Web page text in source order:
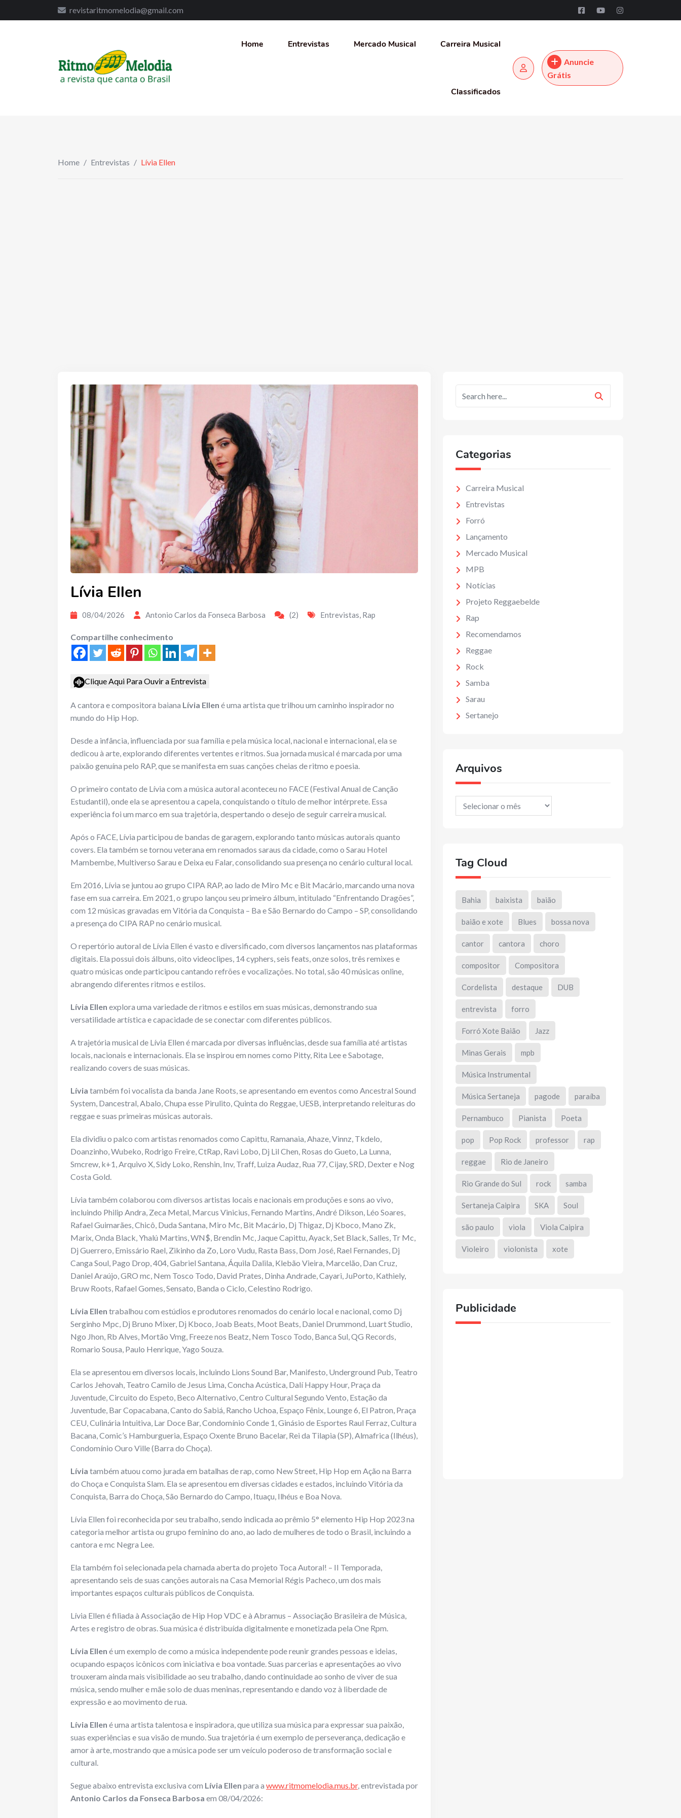
revistaritmomelodia@gmail.com
Home Entrevistas Mercado Musical Carreira Musical
Classificados
Anuncie
Grátis
Home / Entrevistas / Lívia Ellen
Lívia Ellen
08/04/2026 Antonio Carlos da Fonseca Barbosa (2) Entrevistas Rap
Compartilhe conhecimento
Clique Aqui Para Ouvir a Entrevista
A cantora e compositora baiana Lívia Ellen é uma artista que trilhou um caminho inspirador no
mundo do Hip Hop.
Desde a infância, influenciada por sua família e pela música local, nacional e internacional, ela se
dedicou à arte, explorando diferentes vertentes e ritmos. Sua jornada musical é marcada por uma
paixão genuína pelo RAP, que se manifesta em suas canções cheias de ritmo e poesia.
O primeiro contato de Lívia com a música autoral aconteceu no FACE (Festival Anual de Canção
Estudantil), onde ela se apresentou a capela, conquistando o título de melhor intérprete. Essa
experiência foi um marco em sua trajetória, despertando o desejo de seguir carreira musical.
Após o FACE, Lívia participou de bandas de garagem, explorando tanto músicas autorais quanto
covers. Ela também se tornou veterana em renomados saraus da cidade, como o Sarau Hotel
Mambembe, Multiverso Sarau e Deixa eu Falar, consolidando sua presença no cenário cultural local.
Em 2016, Lívia se juntou ao grupo CIPA RAP, ao lado de Miro Mc e Bit Macário, marcando uma nova
fase em sua carreira. Em 2021, o grupo lançou seu primeiro álbum, intitulado “Enfrentando Dragões”,
com 12 músicas gravadas em Vitória da Conquista – Ba e São Bernardo do Campo – SP, consolidando
a presença do CIPA RAP no cenário musical.
O repertório autoral de Lívia Ellen é vasto e diversificado, com diversos lançamentos nas plataformas
digitais. Ela possui dois álbuns, oito videoclipes, 14 cyphers, seis feats, onze solos, três remixes e
quatro músicas onde participou cantando refrões e vocalizações. No total, são 40 músicas online,
abrangendo diferentes ritmos e estilos.
Lívia Ellen explora uma variedade de ritmos e estilos em suas músicas, demonstrando sua
versatilidade artística e capacidade de se conectar com diferentes públicos.
A trajetória musical de Lívia Ellen é marcada por diversas influências, desde sua família até artistas
locais, nacionais e internacionais. Ela se inspirou em nomes como Pitty, Rita Lee e Sabotage,
realizando covers de suas músicas.
Lívia também foi vocalista da banda Jane Roots, se apresentando em eventos como Ancestral Sound
System, Dancestral, Abalo, Chupa esse Pirulito, Quinta do Reggae, UESB, interpretando releituras do
reggae e suas primeiras músicas autorais.
Ela dividiu o palco com artistas renomados como Capittu, Ramanaia, Ahaze, Vinnz, Tkdelo,
Doanzinho, Wubeko, Rodrigo Freire, CtRap, Ravi Lobo, Dj Lil Chen, Rosas do Gueto, La Lunna,
Smcrew, k+1, Arquivo X, Sidy Loko, Renshin, Inv, Traff, Luiza Audaz, Rua 77, Cijay, SRD, Dexter e Nog
Costa Gold.
Lívia também colaborou com diversos artistas locais e nacionais em produções e sons ao vivo,
incluindo Philip Andra, Zeca Metal, Marcus Vinicius, Fernando Martins, André Dikson, Léo Soares,
Rafael Guimarães, Chicô, Duda Santana, Miro Mc, Bit Macário, Dj Thigaz, Dj Kboco, Mano Zk,
Marix, Onda Black, Yhalú Martins, WN$, Brendin Mc, Jaque Capittu, Ayack, Set Black, Salles, Tr Mc,
Dj Guerrero, Emissário Rael, Zikinho da Zo, Loro Vudu, Rasta Bass, Dom José, Rael Fernandes, Dj
Canga Soul, Pago Drop, 404, Gabriel Santana, Áquila Dalila, Klebão Vieira, Marcelão, Dan Cruz,
Daniel Araújo, GRO mc, Nem Tosco Todo, David Prates, Dinha Andrade, Cayari, JuPorto, Kathiely,
Bruw Roots, Rafael Gomes, Sensato, Banda o Ciclo, Celestino Rodrigo.
Lívia Ellen trabalhou com estúdios e produtores renomados do cenário local e nacional, como Dj
Serginho Mpc, Dj Bruno Mixer, Dj Kboco, Joab Beats, Moot Beats, Daniel Drummond, Luart Studio,
Ngo Jhon, Rb Alves, Mortão Vmg, Freeze nos Beatz, Nem Tosco Todo, Banca Sul, QG Records,
Romario Sousa, Paulo Henrique, Yago Souza.
Ela se apresentou em diversos locais, incluindo Lions Sound Bar, Manifesto, Underground Pub, Teatro
Carlos Jehovah, Teatro Camilo de Jesus Lima, Concha Acústica, Dalí Happy Hour, Praça da
Juventude, Circuito do Espeto, Beco Alternativo, Centro Cultural Segundo Vento, Estação da
Juventude, Bar Copacabana, Canto do Sabiá, Rancho Uchoa, Espaço Fênix, Lounge 6, El Patron, Praça
CEU, Culinária Intuitiva, Lar Doce Bar, Condomínio Conde 1, Ginásio de Esportes Raul Ferraz, Cultura
Bacana, Comic’s Hamburgueria, Espaço Oxente Bruno Bacelar, Rei da Tilapia (SP), Almafrica (Ilhéus),
Condomínio Ouro Ville (Barra do Choça).
Lívia também atuou como jurada em batalhas de rap, como New Street, Hip Hop em Ação na Barra
do Choça e Conquista Slam. Ela se apresentou em diversas cidades e estados, incluindo Vitória da
Conquista, Barra do Choça, São Bernardo do Campo, Ituaçu, Ilhéus e Boa Nova.
Lívia Ellen foi reconhecida por seu trabalho, sendo indicada ao prêmio 5° elemento Hip Hop 2023 na
categoria melhor artista ou grupo feminino do ano, ao lado de mulheres de todo o Brasil, incluindo a
cantora e mc Negra Lee.
Ela também foi selecionada pela chamada aberta do projeto Toca Autoral! – II Temporada,
apresentando seis de suas canções autorais na Casa Memorial Régis Pacheco, um dos mais
importantes espaços culturais públicos de Conquista.
Lívia Ellen é filiada à Associação de Hip Hop VDC e à Abramus – Associação Brasileira de Música,
Artes e registro de obras. Sua música é distribuída digitalmente e monetizada pela One Rpm.
Lívia Ellen é um exemplo de como a música independente pode reunir grandes pessoas e ideias,
ocupando espaços icônicos com iniciativa e boa vontade. Suas parcerias e apresentações ao vivo
trouxeram ainda mais visibilidade ao seu trabalho, dando continuidade ao sonho de viver de sua
música, sendo mulher e mãe solo de duas meninas, representando e dando voz à liberdade de
expressão e ao movimento de rua.
Lívia Ellen é uma artista talentosa e inspiradora, que utiliza sua música para expressar sua paixão,
suas experiências e sua visão de mundo. Sua trajetória é um exemplo de perseverança, dedicação e
amor à arte, mostrando que a música pode ser um veículo poderoso de transformação social e
cultural.
Segue abaixo entrevista exclusiva com Lívia Ellen para a www.ritmomelodia.mus.br, entrevistada por
Antonio Carlos da Fonseca Barbosa em 08/04/2026:
Categorias
Carreira Musical
Entrevistas
Forró
Lançamento
Mercado Musical
MPB
Notícias
Projeto Reggaebelde
Rap
Recomendamos
Reggae
Rock
Samba
Sarau
Sertanejo
Arquivos
Arquivos
Tag Cloud
Bahia baixista baião
baião e xote Blues bossa nova
cantor cantora choro
compositor Compositora
Cordelista destaque DUB
entrevista forro
Forró Xote Baião Jazz
Minas Gerais mpb
Música Instrumental
Música Sertaneja pagode paraíba
Pernambuco Pianista Poeta
pop Pop Rock professor rap
reggae Rio de Janeiro
Rio Grande do Sul rock samba
Sertaneja Caipira SKA Soul
são paulo viola Viola Caipira
Violeiro violonista xote
Publicidade